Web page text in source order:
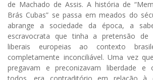
de Ma­chado de Assis. A história de
Brás Cubas” se passa em meados do
abrange a sociedade da época, a
escravocrata que tinha a pretensão de
liberais europeias ao contexto
completamente inconciliável. Uma vez
pregavam e preconizavam liberdade e
todos, era contraditório em relação à